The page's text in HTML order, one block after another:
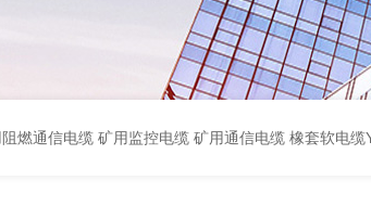
电缆ZR-DJYPVP 2*2*0.75 ZR-DJYVP阻燃计算机电缆3*2*1.0 矿用阻燃控制电缆MKYJV-3*1.5 铠装阻燃矿用控制电缆MKYJV32 MKYJVP22矿用屏蔽铠装控制电缆 防水橡套扁电缆JHSB-3*4 专业厂家